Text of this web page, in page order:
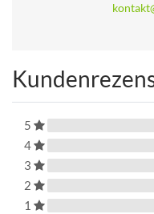
5
4
3
2
1